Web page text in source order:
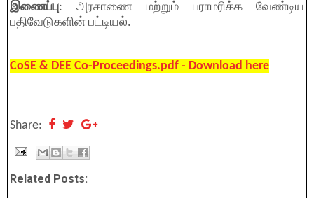
இணைப்பு: அரசாணை மற்றும் பராமரிக்க வேண்டிய
பதிவேடுகளின் பட்டியல்.
CoSE & DEE Co-Proceedings.pdf - Download here
Share:
Related Posts: